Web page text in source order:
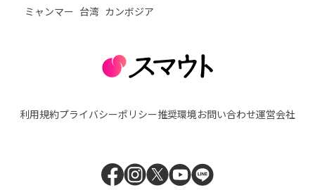
ミャンマー 台湾 カンボジア
利用規約プライバシーポリシー推奨環境お問い合わせ運営会社